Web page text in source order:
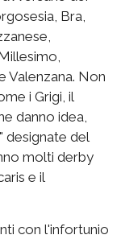
Bra,
Valenzana. Non
i Grigi, il
danno idea,
designate del
molti derby
e il
con l'infortunio